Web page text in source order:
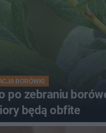
BORÓWKI
po zebraniu
będą obfite